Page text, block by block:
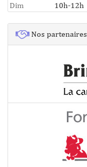
Dim
10h-12h
Nos partenaires